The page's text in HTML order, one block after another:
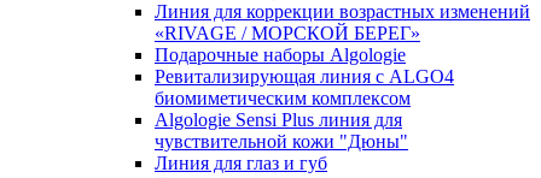
Линия для коррекции возрастных изменений
«RIVAGE / МОРСКОЙ БЕРЕГ»
Подарочные наборы Algologie
Ревитализирующая линия с ALGO4
биомиметическим комплексом
Algologie Sensi Plus линия для
чувcтвительной кожи "Дюны"
Линия для глаз и губ